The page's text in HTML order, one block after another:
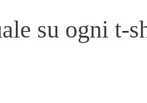
su ogni t-